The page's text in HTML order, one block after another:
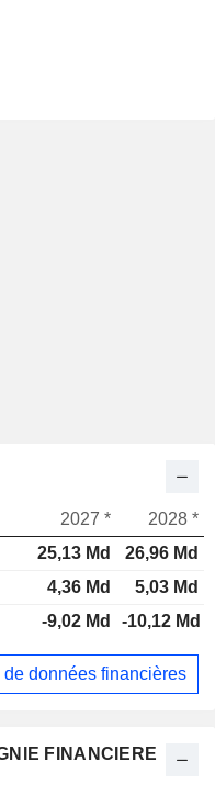
FINANCIERE
2027 *
2028 *
25,13 Md
26,96 Md
4,36 Md
5,03 Md
-9,02 Md -10,12 Md
de données financières